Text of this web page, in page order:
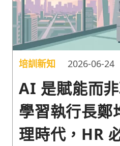
培訓新知 2026-06-24
AI 是賦能而
學習執行長
理時代，HR